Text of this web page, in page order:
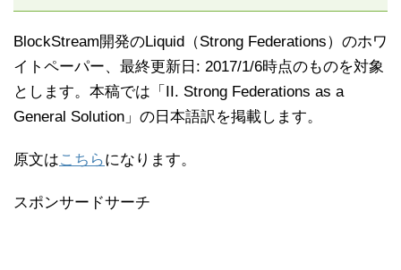
BlockStream開発のLiquid（Strong Federations）のホワ
イトペーパー、最終更新日: 2017/1/6時点のものを対象
とします。本稿では「II. Strong Federations as a
General Solution」の日本語訳を掲載します。
原文はこちらになります。
スポンサードサーチ